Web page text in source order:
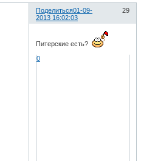
Поделиться 29
01-09-
2013 16:02:03
Питерские есть?
0